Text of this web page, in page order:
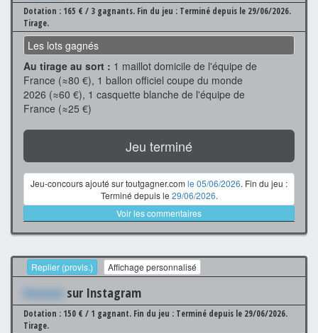
Dotation : 165 € / 3 gagnants. Fin du jeu : Terminé depuis le 29/06/2026.
Tirage.
Les lots gagnés
Au tirage au sort : 1 maillot domicile de l'équipe de
France (≈80 €), 1 ballon officiel coupe du monde
2026 (≈60 €), 1 casquette blanche de l'équipe de
France (≈25 €)
Jeu terminé
Jeu-concours ajouté sur toutgagner.com le 05/06/2026. Fin du jeu :
Terminé depuis le 29/06/2026.
Voir les commentaires
Replier (provis.) Affichage personnalisé
Xxxxxxx sur Instagram
Dotation : 150 € / 1 gagnant. Fin du jeu : Terminé depuis le 29/06/2026.
Tirage.